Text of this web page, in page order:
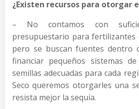
¿Existen recursos para otorgar
– No contamos con
presupuestario para fertilizantes
pero se buscan fuentes dentro
financiar pequeños sistemas
semillas adecuadas para cada
Seco queremos otorgarles una
resista mejor la sequía.